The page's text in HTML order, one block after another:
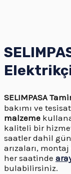
SELIMPASA
bakımı ve
malzeme
kaliteli bir
saatler dahil
arızaları,
her saatinde
bulabilirsiniz.